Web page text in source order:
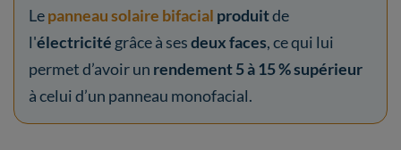
Lepanneau solaire bifacial produitde
l'électricité grâce à sesdeux faces, ce qui lui
permet d’avoir un rendement 5 à 15 % supérieur
à celui d’un panneau monofacial.